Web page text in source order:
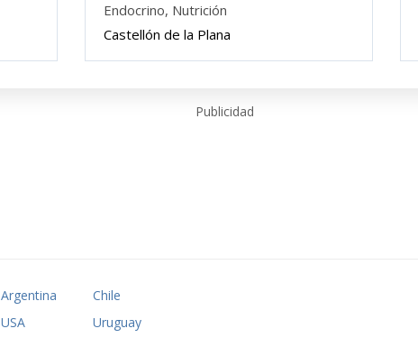
Endocrino, Nutrición
Castellón de la Plana
Publicidad
Argentina
Chile
USA
Uruguay